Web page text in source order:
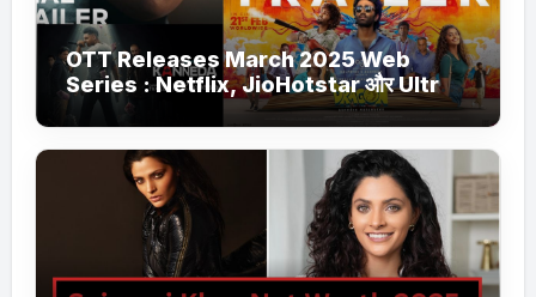
OTT Releases March 2025 Web
Series : Netflix, JioHotstar और Ultra
Jhakaas पर नई वेब सीरीज और फिल्में